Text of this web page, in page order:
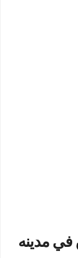
في مدينه